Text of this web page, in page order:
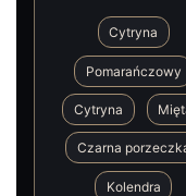
Cytryna
Pomarańczowy
Cytryna
Czarna
Kolendra